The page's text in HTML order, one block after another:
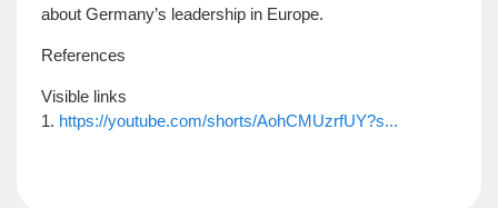
about Germany’s leadership in Europe.
References
Visible links
1. https://youtube.com/shorts/AohCMUzrfUY?s...